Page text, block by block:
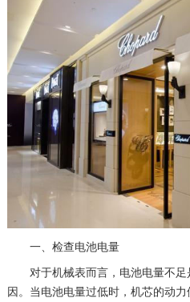
一、检查电池电量
对于机械表而言，电池电量不足
因。当电池电量过低时，机芯的动